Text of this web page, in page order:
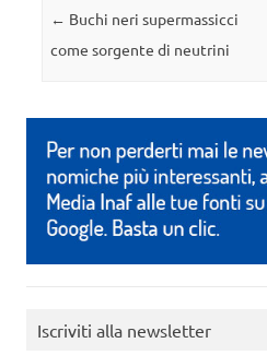
Navigazione articolo
← Buchi neri supermassicci
come sorgente di neutrini
Iscriviti alla newsletter